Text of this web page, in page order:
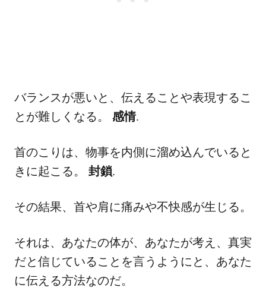
バランスが悪いと、伝えることや表現するこ
とが難しくなる。 感情.
首のこりは、物事を内側に溜め込んでいると
きに起こる。 封鎖.
その結果、首や肩に痛みや不快感が生じる。
それは、あなたの体が、あなたが考え、真実
だと信じていることを言うようにと、あなた
に伝える方法なのだ。